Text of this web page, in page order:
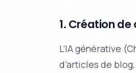
1. Création
L’IA générative
d’articles de